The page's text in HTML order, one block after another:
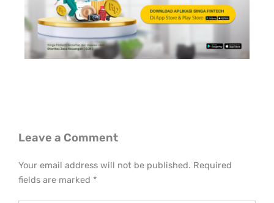
Leave a Comment
Your email address will not be published. Required
fields are marked *